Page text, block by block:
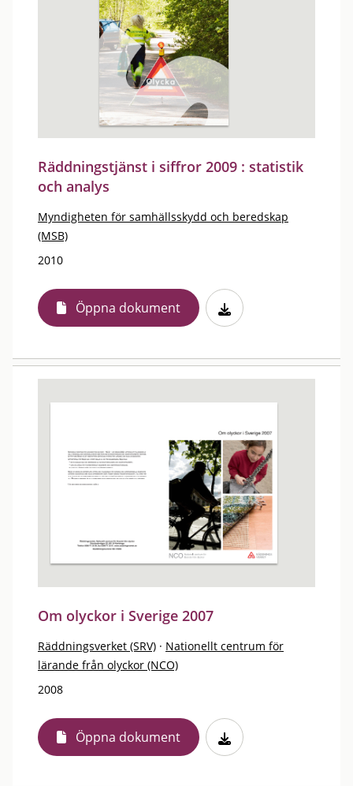
Räddningstjänst i siffror 2009 : statistik
och analys
Myndigheten för samhällsskydd och beredskap
(MSB)
2010
Öppna dokument
Om olyckor i Sverige 2007
Räddningsverket (SRV) · Nationellt centrum för
lärande från olyckor (NCO)
2008
Öppna dokument